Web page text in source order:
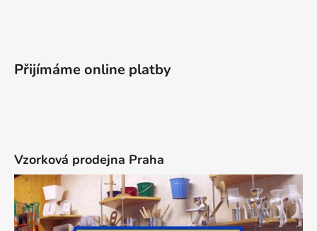
Přijímáme online platby
Vzorková prodejna Praha